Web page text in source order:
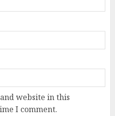
website in this
I comment.